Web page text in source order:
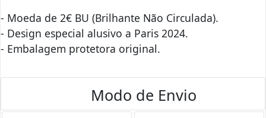
- Moeda de 2€ BU (Brilhante Não Circulada).
- Design especial alusivo a Paris 2024.
- Embalagem protetora original.
Modo de Envio